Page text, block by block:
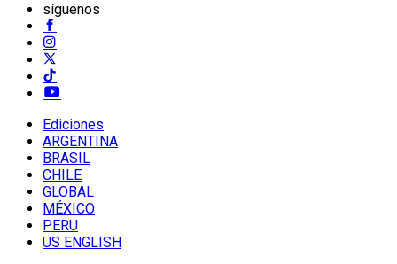
síguenos
Ediciones
ARGENTINA
BRASIL
CHILE
GLOBAL
MÉXICO
PERU
US ENGLISH